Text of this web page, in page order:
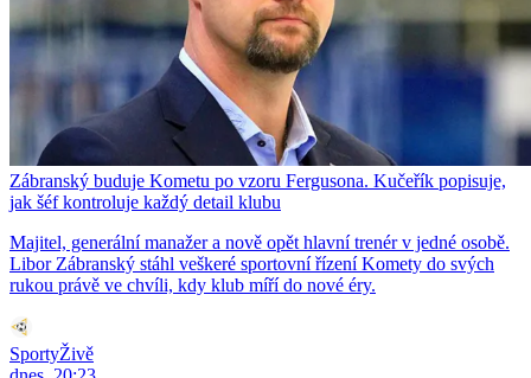
Zábranský buduje Kometu po vzoru Fergusona. Kučeřík popisuje,
jak šéf kontroluje každý detail klubu
Majitel, generální manažer a nově opět hlavní trenér v jedné osobě.
Libor Zábranský stáhl veškeré sportovní řízení Komety do svých
rukou právě ve chvíli, kdy klub míří do nové éry.
SportyŽivě